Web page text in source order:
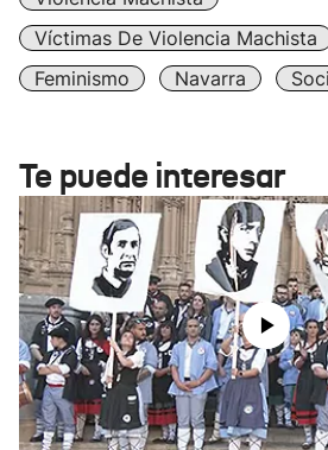
Víctimas De Violencia Machista
Feminismo
Navarra
Te puede interesar